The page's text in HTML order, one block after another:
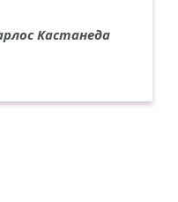
Кастанеда